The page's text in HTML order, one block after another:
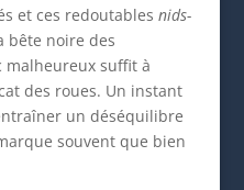
et ces redoutables nids-
bête noire des
malheureux suffit à
des roues. Un instant
un déséquilibre
souvent que bien